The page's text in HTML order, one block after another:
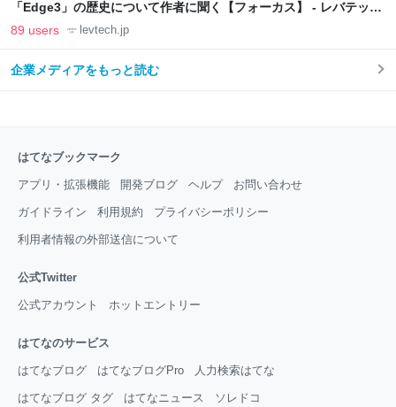
「Edge3」の歴史について作者に聞く【フォーカス】 - レバテック
LAB
89 users levtech.jp
企業メディアをもっと読む
はてなブックマーク
アプリ・拡張機能 開発ブログ ヘルプ お問い合わせ
ガイドライン 利用規約 プライバシーポリシー
利用者情報の外部送信について
公式Twitter
公式アカウント ホットエントリー
はてなのサービス
はてなブログ はてなブログPro 人力検索はてな
はてなブログ タグ はてなニュース ソレドコ